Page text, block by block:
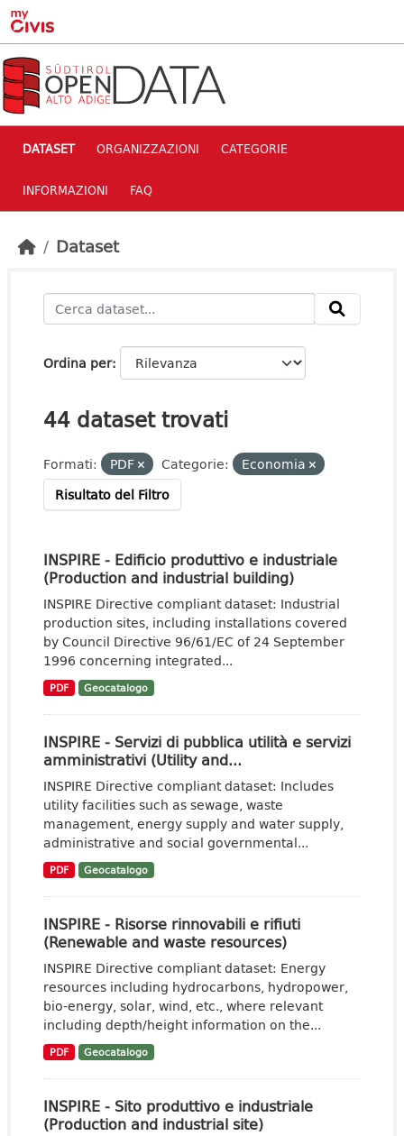
Skip to main content
DATASET ORGANIZZAZIONI CATEGORIE
INFORMAZIONI FAQ
Dataset
Ordina per
44 dataset trovati
Formati: PDF Categorie:
Economia
Risultato del Filtro
INSPIRE - Edificio produttivo e industriale
(Production and industrial building)
INSPIRE Directive compliant dataset: Industrial
production sites, including installations covered
by Council Directive 96/61/EC of 24 September
1996 concerning integrated...
PDF Geocatalogo
INSPIRE - Servizi di pubblica utilità e servizi
amministrativi (Utility and...
INSPIRE Directive compliant dataset: Includes
utility facilities such as sewage, waste
management, energy supply and water supply,
administrative and social governmental...
PDF Geocatalogo
INSPIRE - Risorse rinnovabili e rifiuti
(Renewable and waste resources)
INSPIRE Directive compliant dataset: Energy
resources including hydrocarbons, hydropower,
bio-energy, solar, wind, etc., where relevant
including depth/height information on the...
PDF Geocatalogo
INSPIRE - Sito produttivo e industriale
(Production and industrial site)